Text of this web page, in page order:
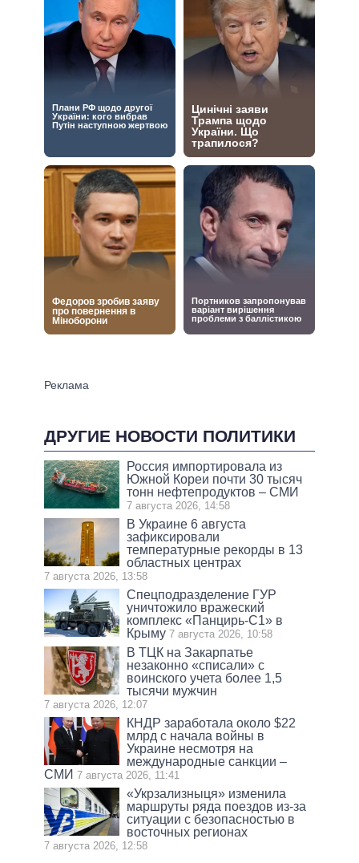
ДРУГИЕ НОВОСТИ ПОЛИТИКИ
Россия импортировала из
Южной Кореи почти 30 тысяч
тонн нефтепродуктов – СМИ
7 августа 2026, 14:58
В Украине 6 августа
зафиксировали
температурные рекорды в 13
областных центрах
7 августа 2026, 13:58
Спецподразделение ГУР
уничтожило вражеский
комплекс «Панцирь-С1» в
Крыму 7 августа 2026, 10:58
В ТЦК на Закарпатье
незаконно «списали» с
воинского учета более 1,5
тысячи мужчин
7 августа 2026, 12:07
КНДР заработала около $22
млрд с начала войны в
Украине несмотря на
международные санкции –
СМИ 7 августа 2026, 11:41
«Укрзализныця» изменила
маршруты ряда поездов из-за
ситуации с безопасностью в
восточных регионах
7 августа 2026, 12:58